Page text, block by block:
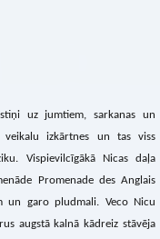
uz jumtiem, sarkanas un
veikalu izkārtnes un tas viss
Vispievilcīgākā Nicas daļa
Promenade des Anglais
un garo pludmali. Veco Nicu
augstā kalnā kādreiz stāvēja